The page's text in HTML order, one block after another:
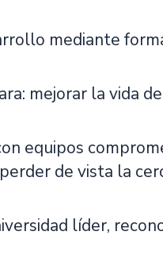
mediante
mejorar la vida
equipos
de vista la
líder,